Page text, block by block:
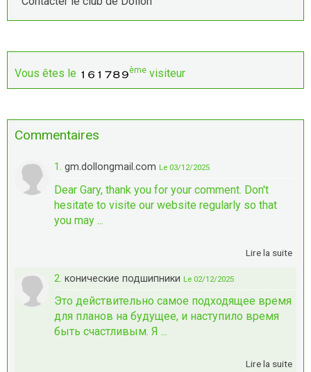
Vous êtes le ème visiteur
Commentaires
1. gm.dollongmail.com Le 03/12/2025
Dear Gary, thank you for your comment. Don't
hesitate to visite our website regularly so that
you may ...
Lire la suite
2. конические подшипники Le 02/12/2025
Это действительно самое подходящее время
для планов на будущее, и наступило время
быть счастливым. Я ...
Lire la suite